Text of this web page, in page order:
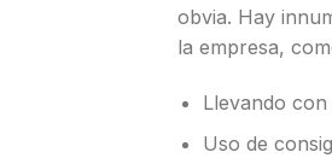
obvia. Hay
la empresa,
Llevando
Uso de